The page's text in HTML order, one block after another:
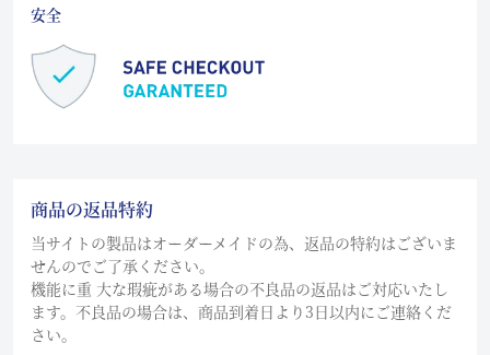
安全
商品の返品特約
当サイトの製品はオーダーメイドの為、返品の特約はございま
せんのでご了承ください。
機能に重 大な瑕疵がある場合の不良品の返品はご対応いたし
ます。不良品の場合は、商品到着日より3日以内にご連絡くだ
さい。